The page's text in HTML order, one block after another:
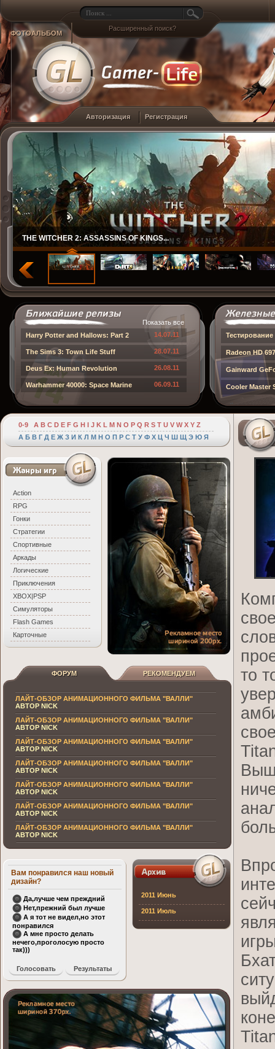
ФОТОАЛЬБОМ
Расширенный поиск?
Авторизация Регистрация
THE WITCHER 2: ASSASSINS OF KINGS...
DIRT 3...
Показать все
Harry Potter and Hallows: Part 2
14.07.11
The Sims 3: Town Life Stuff 28.07.11
Deus Ex: Human Revolution 26.08.11
Warhammer 40000: Space Marine 06.09.11
Тестирование
Radeon HD
Gainward
Cooler Master
0-9 A B C D E F G H I J K L M N O P Q R S T U V W X Y Z
А Б В Г Д Е Ж З И К Л М Н О П Р С Т У Ф Х Ц Ч Ш Щ Э Ю Я
Action
RPG
Гонки
Стратегии
Спортивные
Аркады
Логические
Приключения
XBOX|PSP
Симуляторы
Flash Games
Карточные
ФОРУМ РЕКОМЕНДУЕМ
ЛАЙТ-ОБЗОР АНИМАЦИОННОГО ФИЛЬМА "ВАЛЛИ"
АВТОР NICK
ЛАЙТ-ОБЗОР АНИМАЦИОННОГО ФИЛЬМА "ВАЛЛИ"
АВТОР NICK
ЛАЙТ-ОБЗОР АНИМАЦИОННОГО ФИЛЬМА "ВАЛЛИ"
АВТОР NICK
ЛАЙТ-ОБЗОР АНИМАЦИОННОГО ФИЛЬМА "ВАЛЛИ"
АВТОР NICK
ЛАЙТ-ОБЗОР АНИМАЦИОННОГО ФИЛЬМА "ВАЛЛИ"
АВТОР NICK
ЛАЙТ-ОБЗОР АНИМАЦИОННОГО ФИЛЬМА "ВАЛЛИ"
АВТОР NICK
ЛАЙТ-ОБЗОР АНИМАЦИОННОГО ФИЛЬМА "ВАЛЛИ"
АВТОР NICK
Вам понравился наш новый
дизайн?
Да,лучше чем преждний
Нет,прежний был лучше
А я тот не видел,но этот
понравился
А мне просто делать
нечего,проголосую просто
так)))
2011 Июнь
2011 Июль
то